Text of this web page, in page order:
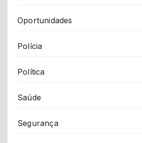
Oportunidades
Polícia
Política
Saúde
Segurança